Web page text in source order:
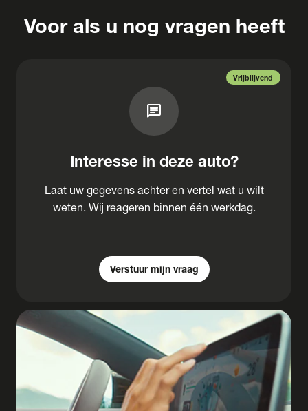
Voor als u nog vragen heeft
Vrijblijvend
chat
Interesse in deze auto?
Laat uw gegevens achter en vertel wat u wilt
weten. Wij reageren binnen één werkdag.
Verstuur mijn vraag